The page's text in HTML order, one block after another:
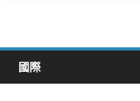
國際